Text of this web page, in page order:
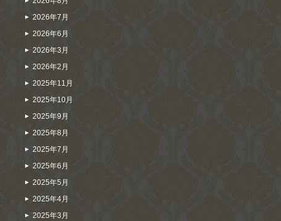
2026年7月
2026年6月
2026年3月
2026年2月
2025年11月
2025年10月
2025年9月
2025年8月
2025年7月
2025年6月
2025年5月
2025年4月
2025年3月